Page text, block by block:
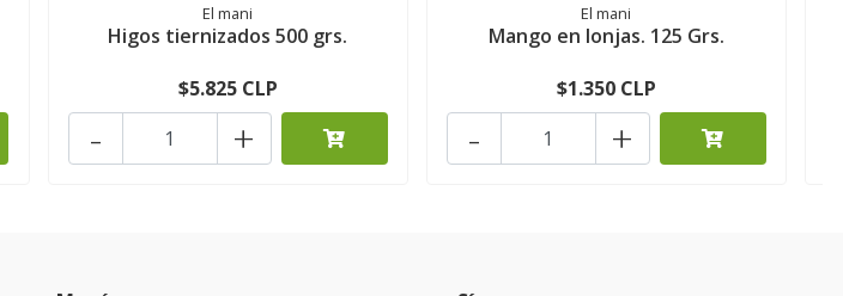
El mani
Higos tiernizados 500 grs.
$5.825 CLP
+
-
El mani
Mango en lonjas. 125 Grs.
$1.350 CLP
+
-